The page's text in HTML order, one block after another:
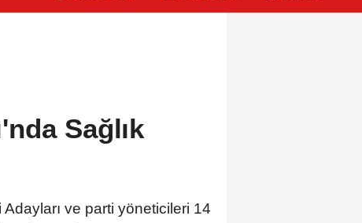
Sağlık
ve parti yöneticileri 14